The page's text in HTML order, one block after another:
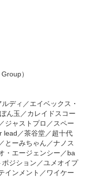
）
ディ／エイベックス・
ん玉／カレイドスコー
ジャストプロ／スペー
lead／茶谷堂／超十代
とーみちゃん／ナノス
・エージェンシー／ba
ジション／ユメオイプ
インメント／ワイケー